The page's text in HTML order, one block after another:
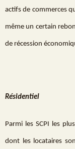
actifs de commerces
même un certain
de récession
Résidentiel
Parmi les SCPI les
dont les locataires